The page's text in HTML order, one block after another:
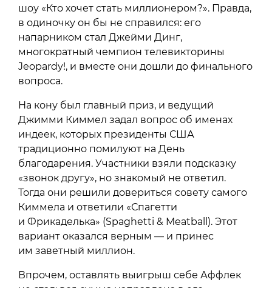
шоу «Кто хочет стать миллионером?». Правда,
в одиночку он бы не справился: его
напарником стал Джейми Динг,
многократный чемпион телевикторины
Jeopardy!, и вместе они дошли до финального
вопроса.
На кону был главный приз, и ведущий
Джимми Киммел задал вопрос об именах
индеек, которых президенты США
традиционно помилуют на День
благодарения. Участники взяли подсказку
«звонок другу», но знакомый не ответил.
Тогда они решили довериться совету самого
Киммела и ответили «Спагетти
и Фрикаделька» (Spaghetti & Meatball). Этот
вариант оказался верным — и принес
им заветный миллион.
Впрочем, оставлять выигрыш себе Аффлек